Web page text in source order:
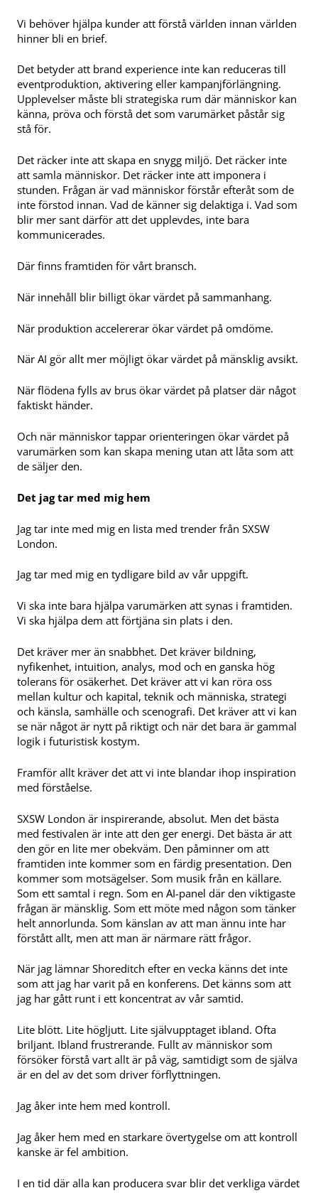
Vi behöver hjälpa kunder att förstå världen innan världen
hinner bli en brief.
Det betyder att brand experience inte kan reduceras till
eventproduktion, aktivering eller kampanjförlängning.
Upplevelser måste bli strategiska rum där människor kan
känna, pröva och förstå det som varumärket påstår sig
stå för.
Det räcker inte att skapa en snygg miljö. Det räcker inte
att samla människor. Det räcker inte att imponera i
stunden. Frågan är vad människor förstår efteråt som de
inte förstod innan. Vad de känner sig delaktiga i. Vad som
blir mer sant därför att det upplevdes, inte bara
kommunicerades.
Där finns framtiden för vårt bransch.
När innehåll blir billigt ökar värdet på sammanhang.
När produktion accelererar ökar värdet på omdöme.
När AI gör allt mer möjligt ökar värdet på mänsklig avsikt.
När flödena fylls av brus ökar värdet på platser där något
faktiskt händer.
Och när människor tappar orienteringen ökar värdet på
varumärken som kan skapa mening utan att låta som att
de säljer den.
Det jag tar med mig hem
Jag tar inte med mig en lista med trender från SXSW
London.
Jag tar med mig en tydligare bild av vår uppgift.
Vi ska inte bara hjälpa varumärken att synas i framtiden.
Vi ska hjälpa dem att förtjäna sin plats i den.
Det kräver mer än snabbhet. Det kräver bildning,
nyfikenhet, intuition, analys, mod och en ganska hög
tolerans för osäkerhet. Det kräver att vi kan röra oss
mellan kultur och kapital, teknik och människa, strategi
och känsla, samhälle och scenografi. Det kräver att vi kan
se när något är nytt på riktigt och när det bara är gammal
logik i futuristisk kostym.
Framför allt kräver det att vi inte blandar ihop inspiration
med förståelse.
SXSW London är inspirerande, absolut. Men det bästa
med festivalen är inte att den ger energi. Det bästa är att
den gör en lite mer obekväm. Den påminner om att
framtiden inte kommer som en färdig presentation. Den
kommer som motsägelser. Som musik från en källare.
Som ett samtal i regn. Som en AI-panel där den viktigaste
frågan är mänsklig. Som ett möte med någon som tänker
helt annorlunda. Som känslan av att man ännu inte har
förstått allt, men att man är närmare rätt frågor.
När jag lämnar Shoreditch efter en vecka känns det inte
som att jag har varit på en konferens. Det känns som att
jag har gått runt i ett koncentrat av vår samtid.
Lite blött. Lite högljutt. Lite självupptaget ibland. Ofta
briljant. Ibland frustrerande. Fullt av människor som
försöker förstå vart allt är på väg, samtidigt som de själva
är en del av det som driver förflyttningen.
Jag åker inte hem med kontroll.
Jag åker hem med en starkare övertygelse om att kontroll
kanske är fel ambition.
I en tid där alla kan producera svar blir det verkliga värdet